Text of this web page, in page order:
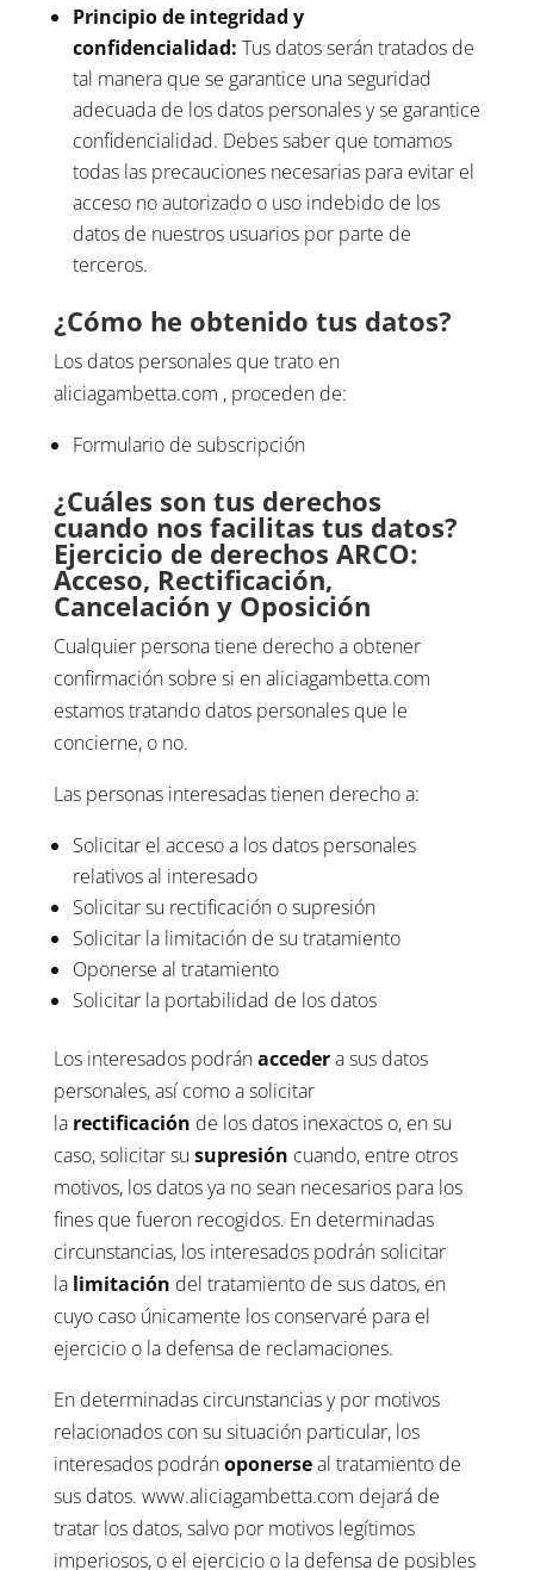
Principio de integridad y
confidencialidad: Tus datos serán tratados de
tal manera que se garantice una seguridad
adecuada de los datos personales y se garantice
confidencialidad. Debes saber que tomamos
todas las precauciones necesarias para evitar el
acceso no autorizado o uso indebido de los
datos de nuestros usuarios por parte de
terceros.
¿Cómo he obtenido tus datos?
Los datos personales que trato en
aliciagambetta.com , proceden de:
Formulario de subscripción
¿Cuáles son tus derechos
cuando nos facilitas tus datos?
Ejercicio de derechos ARCO:
Acceso, Rectificación,
Cancelación y Oposición
Cualquier persona tiene derecho a obtener
confirmación sobre si en aliciagambetta.com
estamos tratando datos personales que le
concierne, o no.
Las personas interesadas tienen derecho a:
Solicitar el acceso a los datos personales
relativos al interesado
Solicitar su rectificación o supresión
Solicitar la limitación de su tratamiento
Oponerse al tratamiento
Solicitar la portabilidad de los datos
Los interesados podránaccedera sus datos
personales, así como a solicitar
la rectificación de los datos inexactos o, en su
caso, solicitar su supresión cuando, entre otros
motivos, los datos ya no sean necesarios para los
fines que fueron recogidos. En determinadas
circunstancias, los interesados podrán solicitar
la limitación del tratamiento de sus datos, en
cuyo caso únicamente los conservaré para el
ejercicio o la defensa de reclamaciones.
En determinadas circunstancias y por motivos
relacionados con su situación particular, los
interesados podránoponerseal tratamiento de
sus datos. www.aliciagambetta.com dejará de
tratar los datos, salvo por motivos legítimos
imperiosos, o el ejercicio o la defensa de posibles